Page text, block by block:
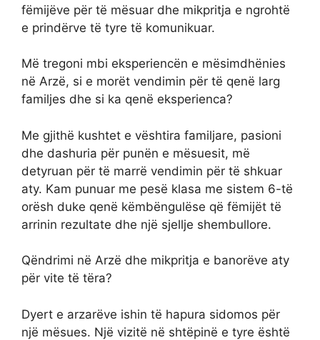
fëmijëve për të mësuar dhe mikpritja e ngrohtë
e prindërve të tyre të komunikuar.
Më tregoni mbi eksperiencën e mësimdhënies
në Arzë, si e morët vendimin për të qenë larg
familjes dhe si ka qenë eksperienca?
Me gjithë kushtet e vështira familjare, pasioni
dhe dashuria për punën e mësuesit, më
detyruan për të marrë vendimin për të shkuar
aty. Kam punuar me pesë klasa me sistem 6-të
orësh duke qenë këmbëngulëse që fëmijët të
arrinin rezultate dhe një sjellje shembullore.
Qëndrimi në Arzë dhe mikpritja e banorëve aty
për vite të tëra?
Dyert e arzarëve ishin të hapura sidomos për
një mësues. Një vizitë në shtëpinë e tyre është